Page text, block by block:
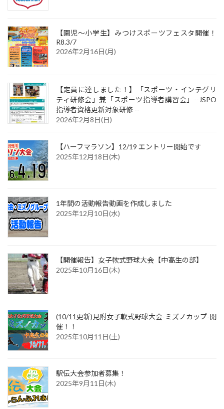
【園児～小学生】みつけスポーツフェスタ開催！
R8.3/7
2026年2月16日(月)
【定員に達しました！】「スポーツ・インテグリ
ティ研修会」兼「スポーツ指導者講習会」--JSPO
指導者資格更新対象研修 --
2026年2月8日(日)
【ハーフマラソン】12/19 エントリー開始です
2025年12月18日(木)
1年間の活動報告動画を作成しました
2025年12月10日(水)
【開催報告】女子軟式野球大会【中高生の部】
2025年10月16日(木)
(10/11更新)見附女子軟式野球大会-ミズノカップ-開
催！！
2025年10月11日(土)
駅伝大会参加者募集！
2025年9月11日(木)